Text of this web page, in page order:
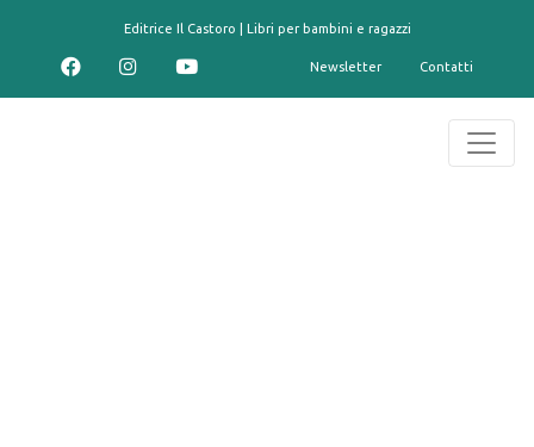
Editrice Il Castoro | Libri per bambini e ragazzi
Newsletter Contatti